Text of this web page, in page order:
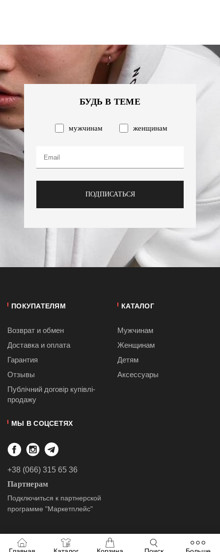
БУДЬ В ТЕМЕ
мужчинам женщинам
ПОДПИСАТЬСЯ
ПОКУПАТЕЛЯМ
Возврат и обмен
Доставка и оплата
Гарантия
Отзывы
Публiчний договiр купівлі-
продажу
КАТАЛОГ
Мужчинам
Женщинам
Детям
Аксессуары
МЫ В СОЦСЕТЯХ
+38 (066) 315 65 36
Партнерам
Подключиться к партнерской
программе "Маркетплейс"